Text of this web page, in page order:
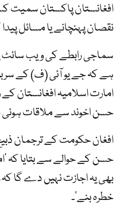
افغانستان پاکستان سمیت
نقصان پہنچانے یا مسائل پیدا
سماجی رابطے کی ویب سائٹ
ہے کہ جے یو آئی (ف) کے
امارت اسلامیہ افغانستان
حسن اخوند سے ملاقات
افغان حکومت کے ترجمان
حسن کے حوالے سے بتایا کہ
بھی یہ اجازت نہیں دے گا
خطرہ بنے‘۔